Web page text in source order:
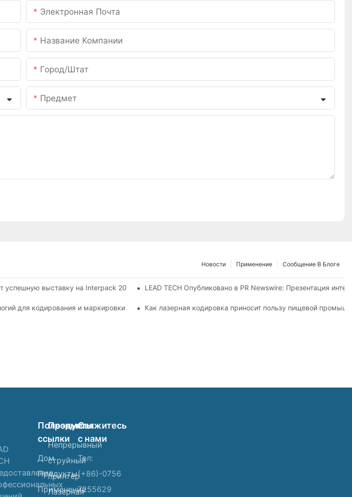
Электронная Почта
Название Компании
Город/штат
Предмет
Сообщение В Блоге
Применение
Новости
успешную выставку на Interpack 2026 в ДюссельдорфеLEAD TECH Опубликовано в PR Newswire: Презентация
для кодирования и маркировки гибкой упаковкиКак лазерная кодировка приносит пользу пищевой
Полезные
ссылки
Дом
Продукты
Применение
Продукты
Непрерывный
струйный
принтер
Лазерная
Свяжитесь
с нами
Тел:
(+86)-0756
7255629